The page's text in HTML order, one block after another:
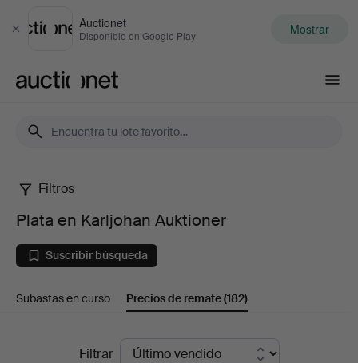
Cerrar
Auctionet
Disponible en Google Play Mostrar
Plata
en
Karljohan
Auktioner
Filtros
Plata en Karljohan Auktioner
Suscribir búsqueda
Subastas en curso Precios de remate(182)
Filtrar